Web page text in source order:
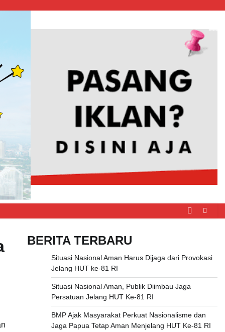
BERITA TERBARU
Situasi Nasional Aman Harus Dijaga dari Provokasi
Jelang HUT ke-81 RI
Situasi Nasional Aman, Publik Diimbau Jaga
Persatuan Jelang HUT Ke-81 RI
BMP Ajak Masyarakat Perkuat Nasionalisme dan
Jaga Papua Tetap Aman Menjelang HUT Ke-81 RI